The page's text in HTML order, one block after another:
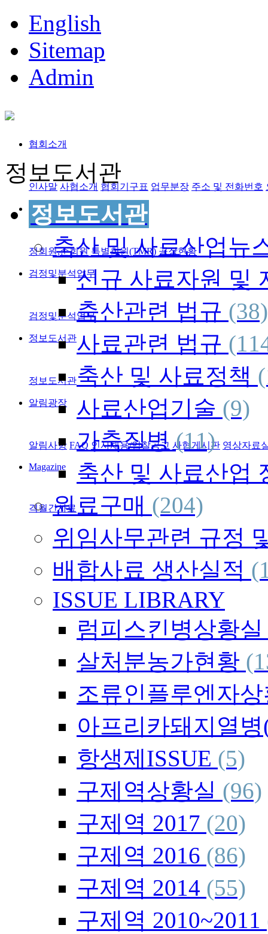
English
Sitemap
Admin
협회소개
인사말 사협소개 협회기구표 업무분장 주소 및 전화번호
회원사정보
정회원,준회원 특별회원(TMR) 공장현황
검정및분석업무
검정및분석업무
정보도서관
정보도서관
알림광장
알림사항 FAQ 인사채용/입찰공고 사협게시판 영상자료
Magazine
격월간사료
정보도서관
정보도서관
축산 및 사료산업뉴
신규 사료자원 및
축산관련 법규 (38)
사료관련 법규
축산 및 사료정책
사료산업기술 (9)
가축질병(11)
축산 및 사료산업
원료구매 (204)
위임사무관련 규정
배합사료 생산실적
ISSUE LIBRARY
럼피스킨병상황
살처분농가현황
조류인플루엔자
아프리카돼지열
항생제ISSUE (5)
구제역상황실 (96)
구제역 2017 (20)
구제역 2016 (86)
구제역 2014 (55)
구제역 2010~2011